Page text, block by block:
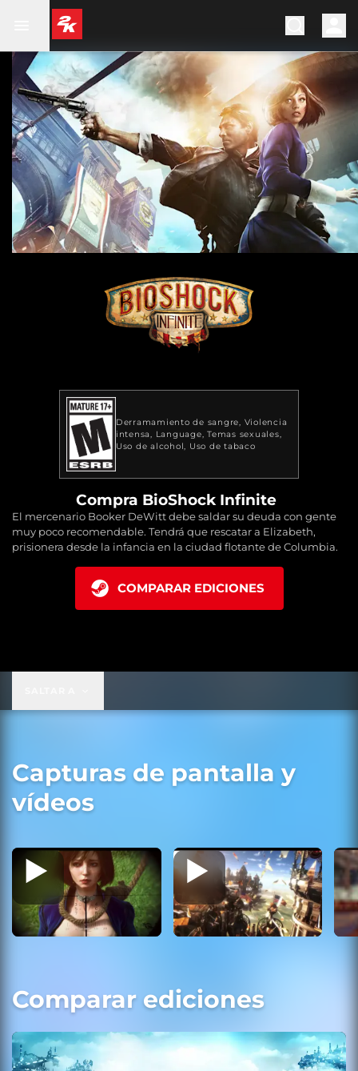
Derramamiento de sangre Violencia
intensa
Language Temas sexuales
Uso de alcohol Uso de tabaco
Compra BioShock Infinite
El mercenario Booker DeWitt debe saldar su deuda con gente
muy poco recomendable. Tendrá que rescatar a Elizabeth,
prisionera desde la infancia en la ciudad flotante de Columbia.
COMPARAR EDICIONES
Capturas de pantalla y
vídeos
Comparar ediciones